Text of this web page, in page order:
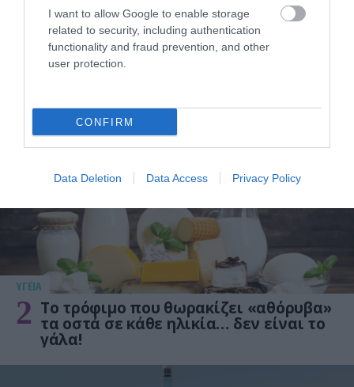
I want to allow Google to enable storage
related to security, including authentication
functionality and fraud prevention, and other
user protection.
CONFIRM
Data Deletion Data Access Privacy Policy
προστατεύει από το Αλτχάιμερ
ΥΓΕΙΑ
2 Το τρόφιμο που θωρακίζει «αθόρυβα»
τα οστά σε κάθε ηλικία… δεν είναι το
γάλα!